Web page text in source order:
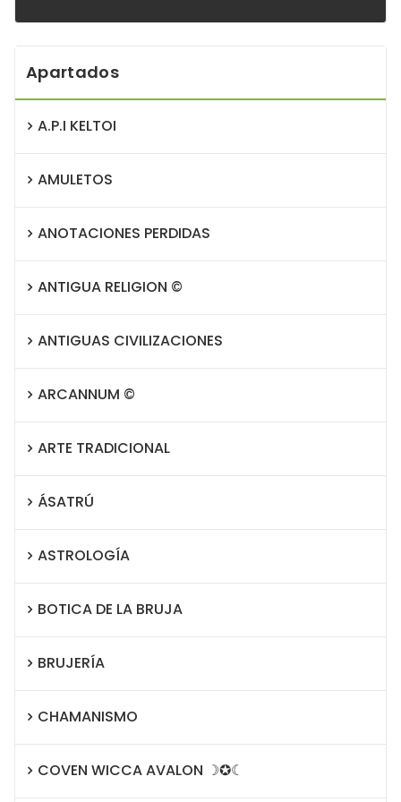
Apartados
A.P.I KELTOI
AMULETOS
ANOTACIONES PERDIDAS
ANTIGUA RELIGION ©
ANTIGUAS CIVILIZACIONES
ARCANNUM ©
ARTE TRADICIONAL
ÁSATRÚ
ASTROLOGÍA
BOTICA DE LA BRUJA
BRUJERÍA
CHAMANISMO
COVEN WICCA AVALON ☽✪☾